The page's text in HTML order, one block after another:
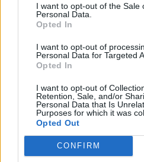
I want to opt-out of the Sale
Personal Data.
Opted In
I want to opt-out of
Personal Data for Targeted
Opted In
I want to opt-out of
Retention, Sale, and/or
Personal Data that Is
Purposes for which it was
Opted Out
CONFIRM
Calculadora de índice
Todas las calculadoras
Únete al canal de
Entra en nuestro
Días Más